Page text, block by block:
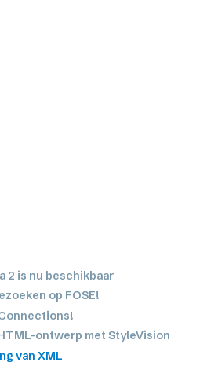
2 is nu beschikbaar
op FOSE!
ontwerp met StyleVision
van XML